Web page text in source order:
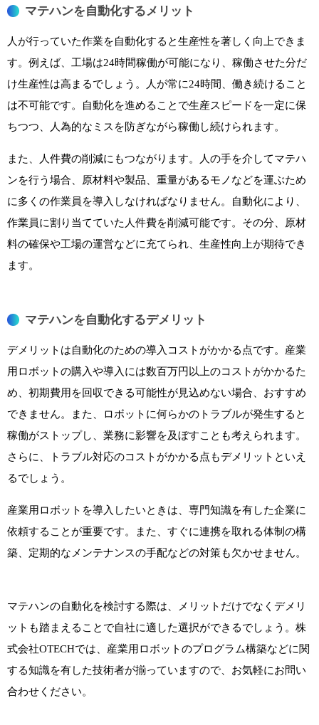
マテハンを自動化するメリット
人が行っていた作業を自動化すると生産性を著しく向上できま
す。例えば、工場は24時間稼働が可能になり、稼働させた分だ
け生産性は高まるでしょう。人が常に24時間、働き続けること
は不可能です。自動化を進めることで生産スピードを一定に保
ちつつ、人為的なミスを防ぎながら稼働し続けられます。
また、人件費の削減にもつながります。人の手を介してマテハ
ンを行う場合、原材料や製品、重量があるモノなどを運ぶため
に多くの作業員を導入しなければなりません。自動化により、
作業員に割り当てていた人件費を削減可能です。その分、原材
料の確保や工場の運営などに充てられ、生産性向上が期待でき
ます。
マテハンを自動化するデメリット
デメリットは自動化のための導入コストがかかる点です。産業
用ロボットの購入や導入には数百万円以上のコストがかかるた
め、初期費用を回収できる可能性が見込めない場合、おすすめ
できません。また、ロボットに何らかのトラブルが発生すると
稼働がストップし、業務に影響を及ぼすことも考えられます。
さらに、トラブル対応のコストがかかる点もデメリットといえ
るでしょう。
産業用ロボットを導入したいときは、専門知識を有した企業に
依頼することが重要です。また、すぐに連携を取れる体制の構
築、定期的なメンテナンスの手配などの対策も欠かせません。
マテハンの自動化を検討する際は、メリットだけでなくデメリ
ットも踏まえることで自社に適した選択ができるでしょう。株
式会社OTECHでは、産業用ロボットのプログラム構築などに関
する知識を有した技術者が揃っていますので、お気軽にお問い
合わせください。